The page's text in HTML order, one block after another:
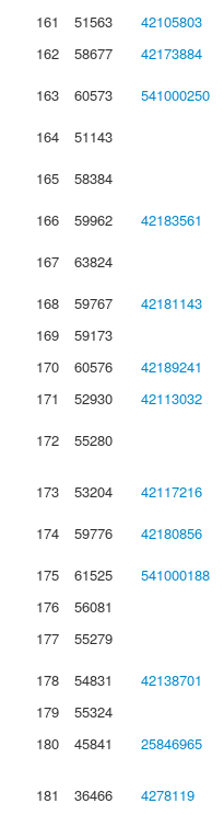
161
51563 42105803
162
58677 42173884
163
60573 541000250
164
51143
165
58384
166
59962 42183561
167
63824
168
59767 42181143
169
59173
170
60576 42189241
171
52930 42113032
172
55280
173 53204 42117216
174
59776 42180856
175
61525 541000188
176
56081
177
55279
178
54831 42138701
179
55324
180
45841 25846965
181 36466 4278119